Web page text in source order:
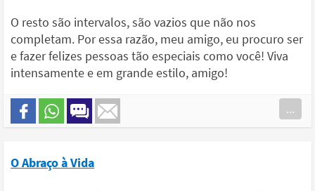
O resto são intervalos, são vazios que não nos
completam. Por essa razão, meu amigo, eu procuro ser
e fazer felizes pessoas tão especiais como você! Viva
intensamente e em grande estilo, amigo!
...
O Abraço à Vida